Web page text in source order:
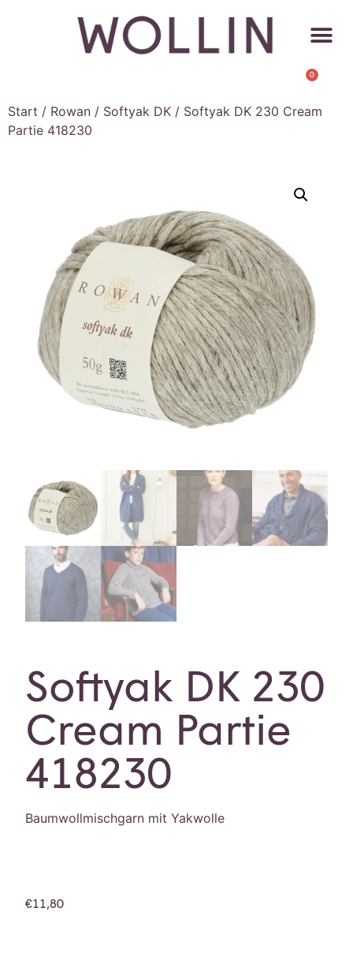
0
Start / Rowan / Softyak DK / Softyak DK 230 Cream
Partie 418230
Softyak DK 230
Cream Partie
418230
Baumwollmischgarn mit Yakwolle
€11,80